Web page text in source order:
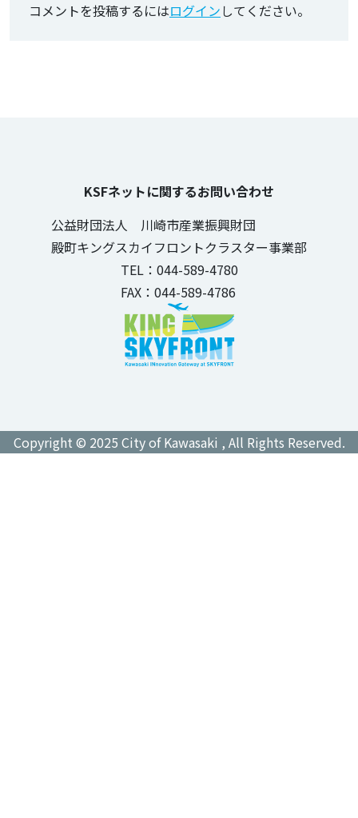
コメントを投稿するにはログインしてください。
KSFネットに関するお問い合わせ
公益財団法人 川崎市産業振興財団
殿町キングスカイフロントクラスター事業部
TEL：044-589-4780
FAX：044-589-4786
Copyright © 2025 City of Kawasaki , All Rights Reserved.